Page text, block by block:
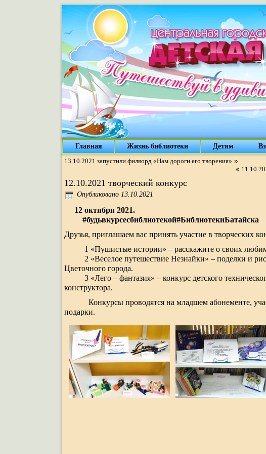
Главная Жизнь библиотеки Детям
13.10.2021 запустили филворд «Нам дороги его творения» »
«
12.10.2021 творческий конкурс
Опубликовано 13.10.2021
12 октября 2021.
#будьвкурсесбиблиотекой#БиблиотекиБатайска
Друзья, приглашаем вас принять участие в творческих
1 «Пушистые истории» – расскажите о своих
2 «Веселое путешествие Незнайки» – поделки и
Цветочного города.
3 «Лего – фантазия» – конкурс детского
конструктора.
Конкурсы проводятся на младшем абонементе,
подарки.